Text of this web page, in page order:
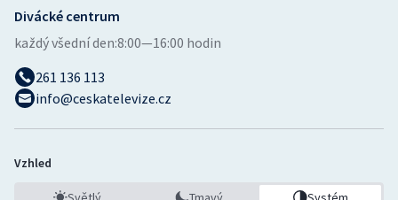
Divácké centrum
každý všední den:8:00—16:00 hodin
261 136 113
info@ceskatelevize.cz
Vzhled